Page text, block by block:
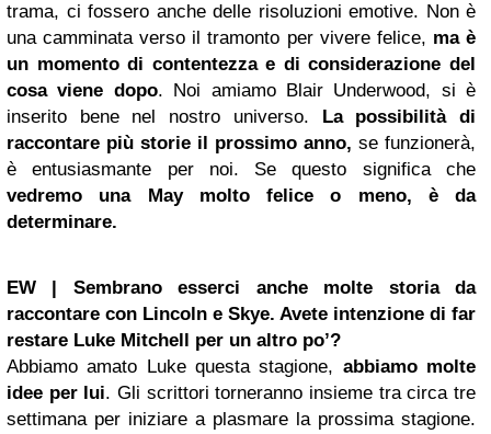
trama, ci fossero anche delle risoluzioni emotive. Non è
una camminata verso il tramonto per vivere felice, ma è
un momento di contentezza e di considerazione del
cosa viene dopo. Noi amiamo Blair Underwood, si è
inserito bene nel nostro universo. La possibilità di
raccontare più storie il prossimo anno, se funzionerà,
è entusiasmante per noi. Se questo significa che
vedremo una May molto felice o meno, è da
determinare.
EW | Sembrano esserci anche molte storia da
raccontare con Lincoln e Skye. Avete intenzione di far
restare Luke Mitchell per un altro po’?
Abbiamo amato Luke questa stagione, abbiamo molte
idee per lui. Gli scrittori torneranno insieme tra circa tre
settimana per iniziare a plasmare la prossima stagione.